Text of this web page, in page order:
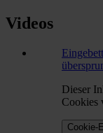
Videos
Dieser
Cookies
Cookie-